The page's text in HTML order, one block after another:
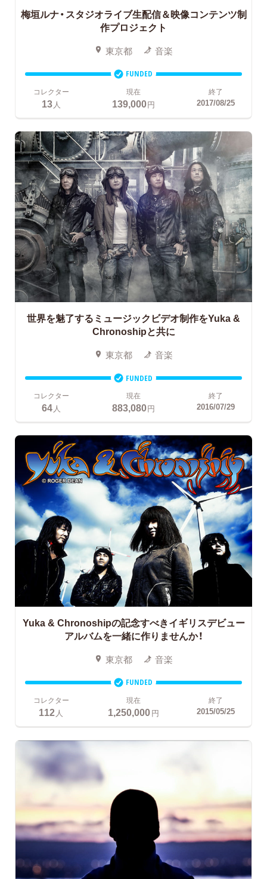
梅垣ルナ・スタジオライブ生配信＆映像コンテンツ制
作プロジェクト
東京都 音楽
FUNDED
コレクター
13 人
現在
139,000円
終了
2017/08/25
世界を魅了するミュージックビデオ制作をYuka &
Chronoshipと共に
東京都 音楽
FUNDED
コレクター
64人
現在
883,080円
終了
2016/07/29
Yuka & Chronoshipの記念すべきイギリスデビュー
アルバムを一緒に作りませんか！
東京都 音楽
FUNDED
コレクター
112 人
現在
1,250,000円
終了
2015/05/25